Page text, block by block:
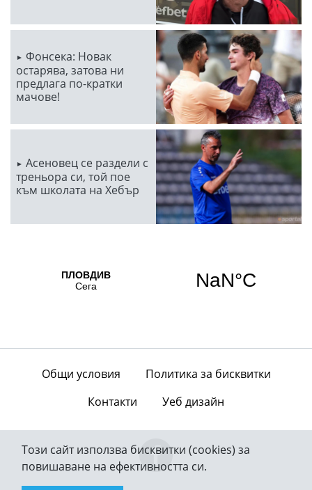
Фонсека: Новак
остарява, затова ни
предлага по-кратки
мачове!
Асеновец се раздели с
треньора си, той пое
към школата на Хебър
Общи условия
Политика за бисквитки
Контакти
Уеб дизайн
Този сайт използва бисквитки (cookies) за
повишаване на ефективността си.